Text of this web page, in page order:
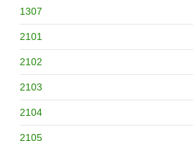
1307
2101
2102
2103
2104
2105